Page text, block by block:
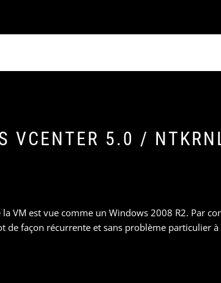
VCENTER 5.0 /
VM est vue comme un Windows 2008 R2. Par
de façon récurrente et sans problème particulier